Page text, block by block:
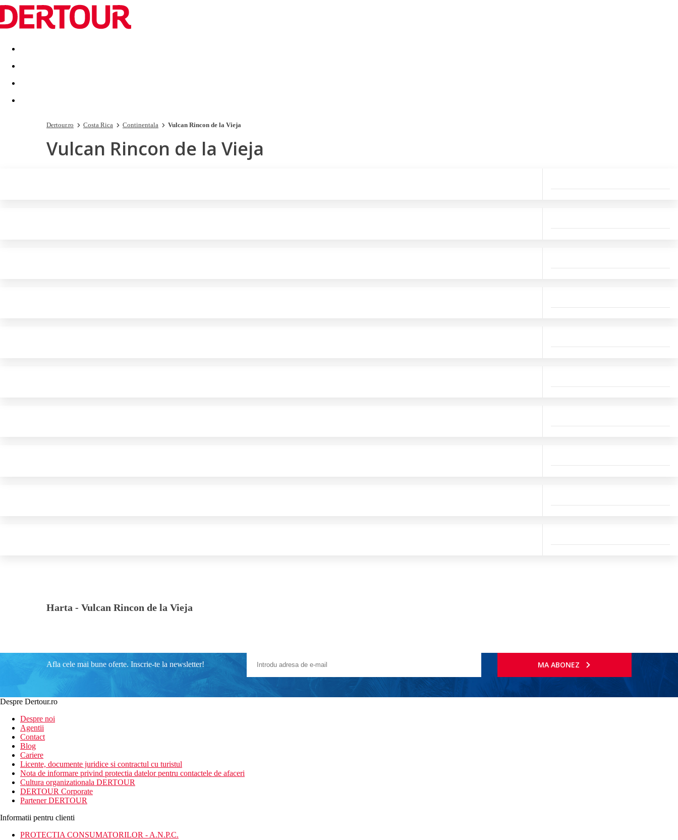
Destinatii Vacanta perfecta OFERTE DE NERATAT
Dertour.ro Costa Rica Continentala Vulcan Rincon de la Vieja
Vulcan Rincon de la Vieja
Harta - Vulcan Rincon de la Vieja
Afla cele mai bune oferte. Inscrie-te la newsletter! MA ABONEZ
Despre Dertour.ro
Despre noi
Agentii
Contact
Blog
Cariere
Licente, documente juridice si contractul cu turistul
Nota de informare privind protectia datelor pentru contactele de afaceri
Cultura organizationala DERTOUR
DERTOUR Corporate
Partener DERTOUR
Informatii pentru clienti
PROTECTIA CONSUMATORILOR - A.N.P.C.